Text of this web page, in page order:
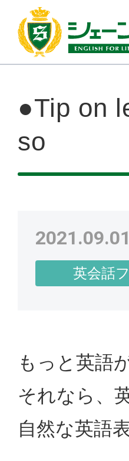
●Tip on
so
2021.09.01
英会話
もっと英語
それなら、
自然な英語